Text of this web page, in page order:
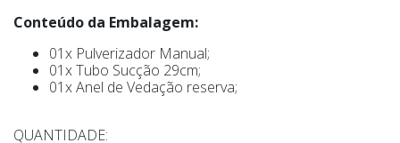
Conteúdo da Embalagem:
01x Pulverizador Manual;
01x Tubo Sucção 29cm;
01x Anel de Vedação reserva;
QUANTIDADE: